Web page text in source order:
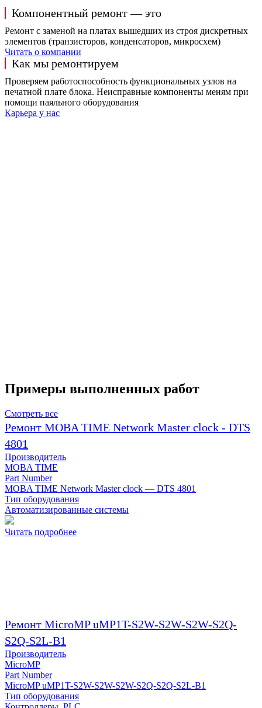
Компонентный ремонт — это
Ремонт с заменой на платах вышедших из строя дискретных
элементов (транзисторов, конденсаторов, микросхем)
Читать о компании
Как мы ремонтируем
Проверяем работоспособность функциональных узлов на
печатной плате блока. Неисправные компоненты меням при
помощи паяльного оборудования
Карьера у нас
Примеры выполненных работ
Смотреть все
Ремонт MOBA TIME Network Master clock - DTS
4801
Производитель
MOBA TIME
Part Number
MOBA TIME Network Master clock — DTS 4801
Тип оборудования
Автоматизированные системы
Читать подробнее
Ремонт MicroMP uMP1T-S2W-S2W-S2W-S2Q-
S2Q-S2L-B1
Производитель
MicroMP
Part Number
MicroMP uMP1T-S2W-S2W-S2W-S2Q-S2Q-S2L-B1
Тип оборудования